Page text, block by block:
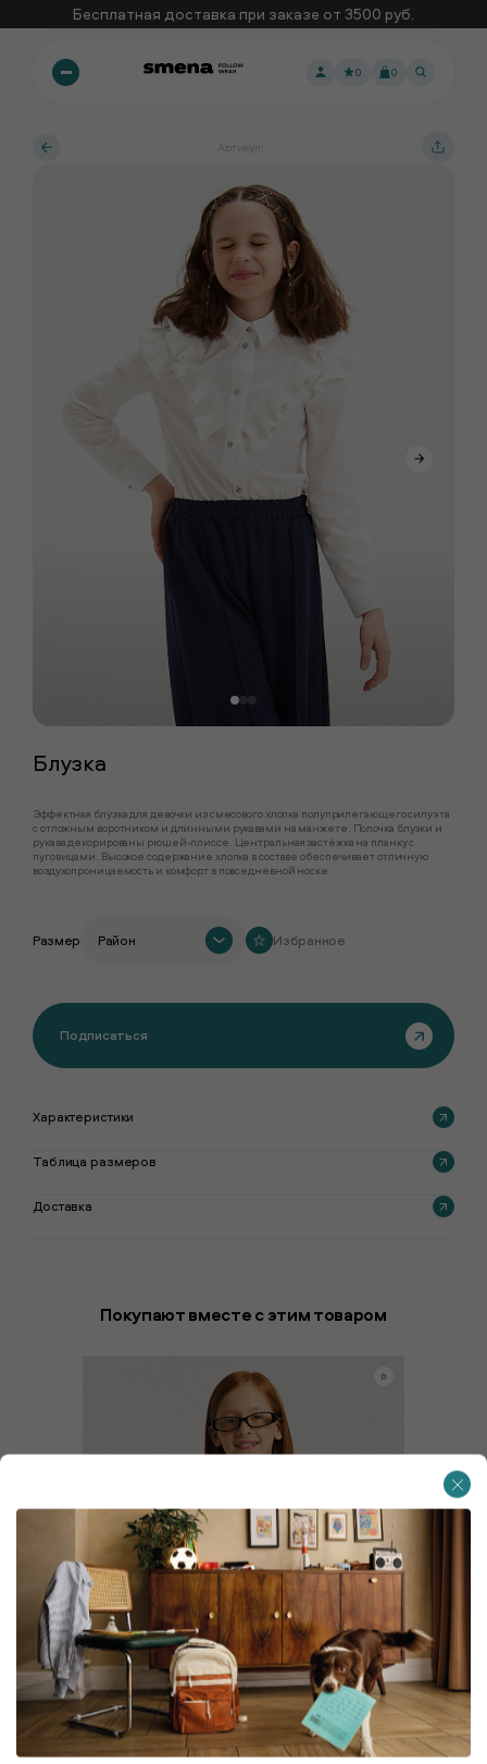
Бесплатная доставка при заказе от 3500 руб.
0
0
Артикул:
Блузка
Эффектная блузка для девочки из смесового хлопка полуприлегающего силуэта
с отложным воротником и длинными рукавами на манжете. Полочка блузки и
рукава декорированы рюшей-плиссе. Центральная застёжка на планку с
пуговицами. Высокое содержание хлопка в составе обеспечивает отличную
воздухопроницаемость и комфорт в повседневной носке.
Размер Район
Подписаться
Избранное
Характеристики
Таблица размеров
Доставка
Покупают вместе с этим товаром